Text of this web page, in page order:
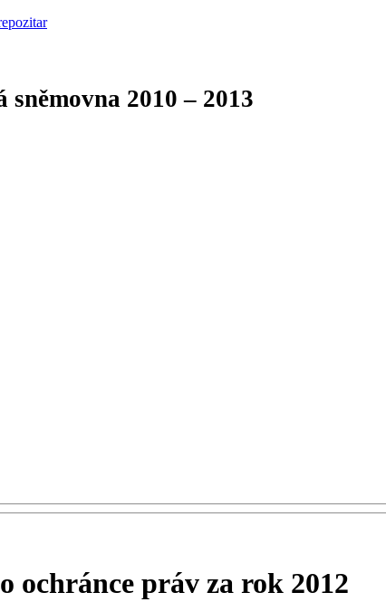
sněmovna 2010 – 2013
ochránce práv za rok 2012